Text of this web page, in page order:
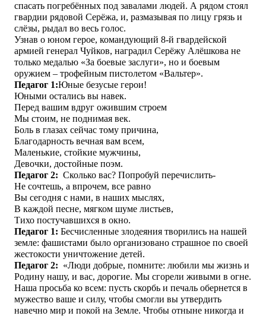
спасать погребённых под завалами людей. А рядом стоял
гвардии рядовой Серёжа, и, размазывая по лицу грязь и
слёзы, рыдал во весь голос.
Узнав о юном герое, командующий 8-й гвардейской
армией генерал Чуйков, наградил Серёжу Алёшкова не
только медалью «За боевые заслуги», но и боевым
оружием – трофейным пистолетом «Вальтер».
Педагог 1:Юные безусые герои!
Юными остались вы навек.
Перед вашим вдруг ожившим строем
Мы стоим, не поднимая век.
Боль в глазах сейчас тому причина,
Благодарность вечная вам всем,
Маленькие, стойкие мужчины,
Девочки, достойные поэм.
Педагог 2: Сколько вас? Попробуй перечислить-
Не сочтешь, а впрочем, все равно
Вы сегодня с нами, в наших мыслях,
В каждой песне, мягком шуме листьев,
Тихо постучавшихся в окно.
Педагог 1: Бесчисленные злодеяния творились на нашей
земле: фашистами было организовано страшное по своей
жестокости уничтожение детей.
Педагог 2: «Люди добрые, помните: любили мы жизнь и
Родину нашу, и вас, дорогие. Мы сгорели живыми в огне.
Наша просьба ко всем: пусть скорбь и печаль обернется в
мужество ваше и силу, чтобы смогли вы утвердить
навечно мир и покой на Земле. Чтобы отныне никогда и